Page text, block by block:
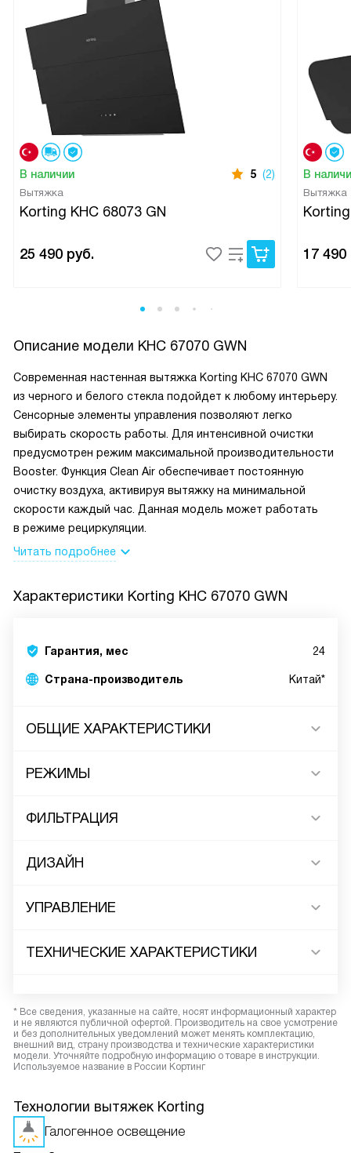
В наличии 5 (2)
Вытяжка
Korting KHC 68073 GN
25 490 руб.
В
Вытяжка
17 490
Описание модели KHC 67070 GWN
Современная настенная вытяжка Korting KHC 67070 GWN
из черного и белого стекла подойдет к любому интерьеру.
Сенсорные элементы управления позволяют легко
выбирать скорость работы. Для интенсивной очистки
предусмотрен режим максимальной производительности
Booster. Функция Clean Air обеспечивает постоянную
очистку воздуха, активируя вытяжку на минимальной
скорости каждый час. Данная модель может работать
в режиме рециркуляции.
Читать подробнее
Характеристики Korting KHC 67070 GWN
Гарантия, мес 24
Страна-производитель Китай*
ОБЩИЕ ХАРАКТЕРИСТИКИ
РЕЖИМЫ
ФИЛЬТРАЦИЯ
ДИЗАЙН
УПРАВЛЕНИЕ
ТЕХНИЧЕСКИЕ ХАРАКТЕРИСТИКИ
* Все сведения, указанные на сайте, носят информационный характер
и не являются публичной офертой. Производитель на свое усмотрение
и без дополнительных уведомлений может менять комплектацию,
внешний вид, страну производства и технические характеристики
модели. Уточняйте подробную информацию о товаре в инструкции.
Используемое название в России Кортинг
Технологии вытяжек Korting
Галогенное освещение